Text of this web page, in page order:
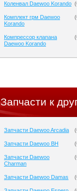
Коленвал Daewoo Korando (
Комплект грм Daewoo
Korando
(
Компрессор клапана
Daewoo Korando
(
Запчасти к
Запчасти Daewoo Arcadia (
Запчасти Daewoo BH (
Запчасти Daewoo
Charman
(
Запчасти Daewoo Damas (